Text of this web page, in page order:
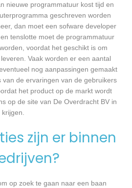
nieuwe programmatuur kost tijd en
geschreven worden
dan moet een sofware developer
tenslotte moet de programmatuur
voordat het geschikt is om
Vaak worden er een aantal
nog aanpassingen gemaakt
van de ervaringen van de gebruikers
het product op de markt wordt
op de site van De Overdracht BV in
zijn er binnen
op zoek te gaan naar een baan